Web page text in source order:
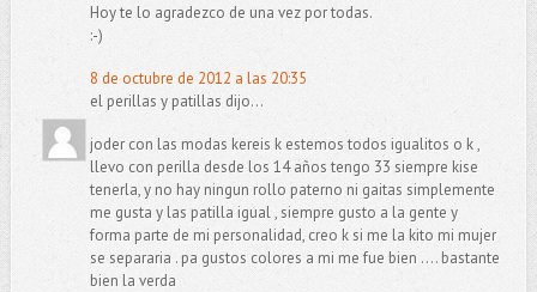
Hoy te lo agradezco de una vez por todas.
:-)
8 de octubre de 2012 a las 20:35
el perillas y patillas dijo...
joder con las modas kereis k estemos todos igualitos o k ,
llevo con perilla desde los 14 años tengo 33 siempre kise
tenerla, y no hay ningun rollo paterno ni gaitas simplemente
me gusta y las patilla igual , siempre gusto a la gente y
forma parte de mi personalidad, creo k si me la kito mi mujer
se separaria . pa gustos colores a mi me fue bien .... bastante
bien la verda